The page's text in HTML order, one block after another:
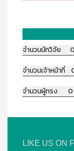
จำนวนนักวิจัย
จำนวนเจ้าหน้า
จำนวนผู้ทรง
LIKE US ON